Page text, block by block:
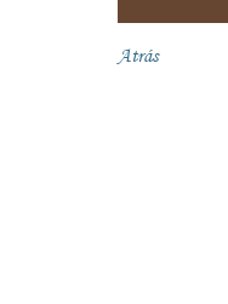
Atrás